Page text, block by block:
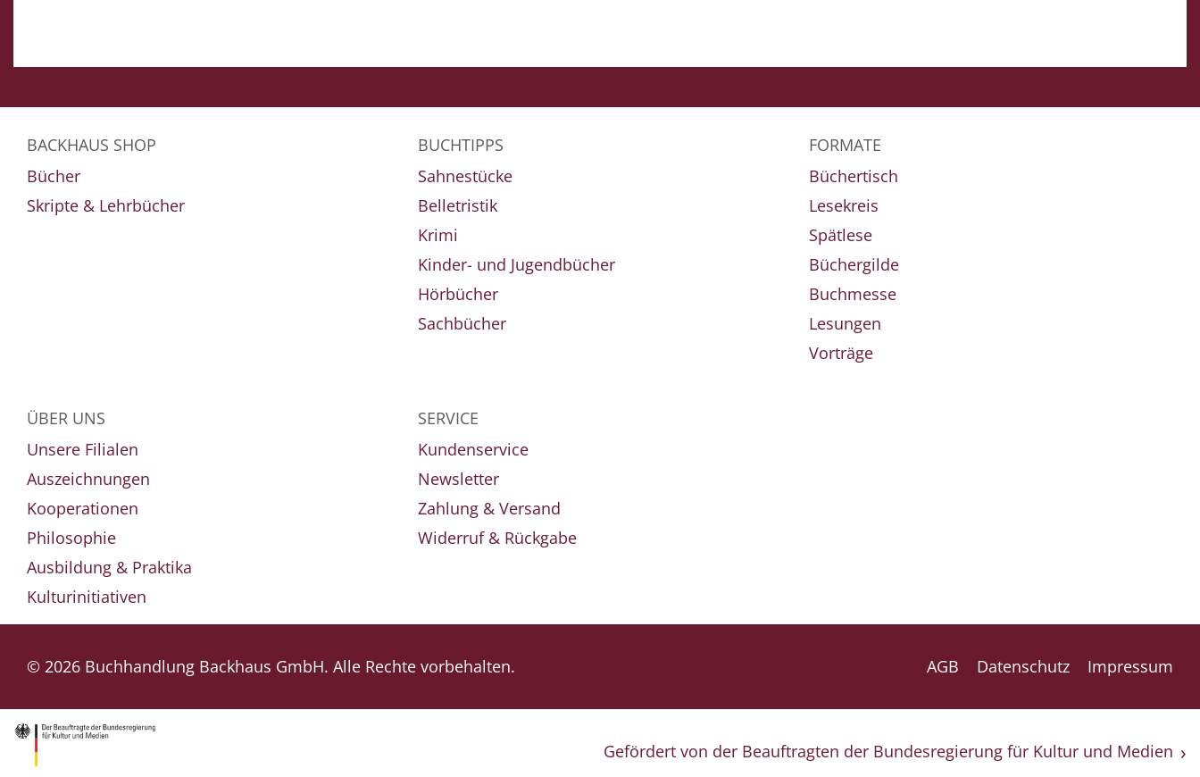
BACKHAUS SHOP
Bücher
Skripte & Lehrbücher
BUCHTIPPS
Sahnestücke
Belletristik
Krimi
Kinder- und Jugendbücher
Hörbücher
Sachbücher
FORMATE
Büchertisch
Lesekreis
Spätlese
Büchergilde
Buchmesse
Lesungen
Vorträge
ÜBER UNS
Unsere Filialen
Auszeichnungen
Kooperationen
Philosophie
Ausbildung & Praktika
Kulturinitiativen
SERVICE
Kundenservice
Newsletter
Zahlung & Versand
Widerruf & Rückgabe
© 2026 Buchhandlung Backhaus GmbH. Alle Rechte vorbehalten. AGB Datenschutz Impressum
Gefördert von der Beauftragten der Bundesregierung für Kultur und Medien